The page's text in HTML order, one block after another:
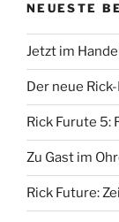
NEUESTE
Jetzt im
Der neue
Rick Furute 5:
Zu Gast im
Rick Future: